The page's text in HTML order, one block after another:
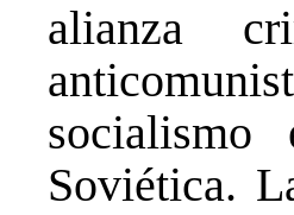
alianza
Soviética.